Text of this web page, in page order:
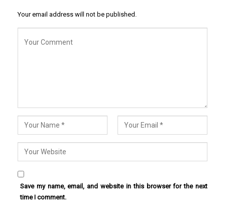
Your email address will not be published.
Save my name, email, and website in this browser for the next
time I comment.